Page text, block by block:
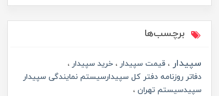
برچسب‌ها
سپیدار قیمت سپیدار
خرید سپیدار
دفاتر روزنامه دفتر کل سپیدارسیستم نمایندگی سپیدار
سپیدسیستم تهران